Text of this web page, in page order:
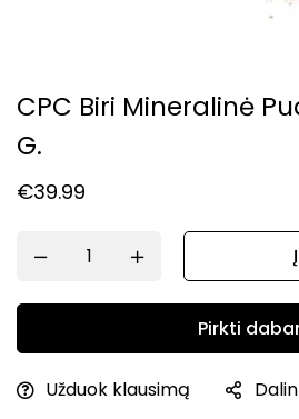
CPC Biri Mineralinė
G.
€39.99
Pirkti
Užduok klausimą